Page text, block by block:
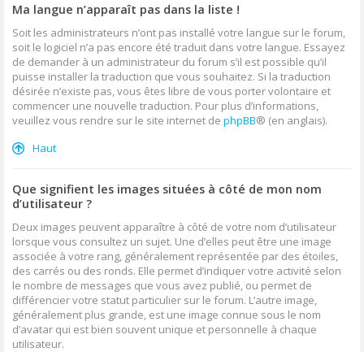
Ma langue n’apparaît pas dans la liste !
Soit les administrateurs n’ont pas installé votre langue sur le forum,
soit le logiciel n’a pas encore été traduit dans votre langue. Essayez
de demander à un administrateur du forum s’il est possible qu’il
puisse installer la traduction que vous souhaitez. Si la traduction
désirée n’existe pas, vous êtes libre de vous porter volontaire et
commencer une nouvelle traduction. Pour plus d’informations,
veuillez vous rendre sur le site internet de phpBB® (en anglais).
Haut
Que signifient les images situées à côté de mon nom
d’utilisateur ?
Deux images peuvent apparaître à côté de votre nom d’utilisateur
lorsque vous consultez un sujet. Une d’elles peut être une image
associée à votre rang, généralement représentée par des étoiles,
des carrés ou des ronds. Elle permet d’indiquer votre activité selon
le nombre de messages que vous avez publié, ou permet de
différencier votre statut particulier sur le forum. L’autre image,
généralement plus grande, est une image connue sous le nom
d’avatar qui est bien souvent unique et personnelle à chaque
utilisateur.